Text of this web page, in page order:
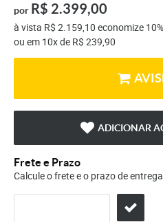
por R$ 2.399,00
à vista R$ 2.159,10 economize 10%
ou em 10xde R$ 239,90
ADICIONAR
Frete e Prazo
Calcule o frete e o prazo de